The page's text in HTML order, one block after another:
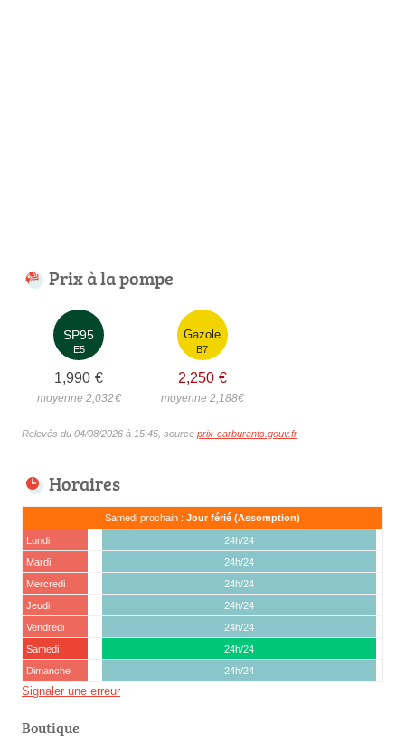
Prix à la pompe
SP95
E5
1,990 €
moyenne 2,032€
Gazole
B7
2,250 €
moyenne 2,188€
Relevés du 04/08/2026 à 15:45, source prix-carburants.gouv.fr
Horaires
Samedi prochain : Jour férié (Assomption)
Lundi
24h/24
Mardi
24h/24
Mercredi
24h/24
Jeudi
24h/24
Vendredi
24h/24
Samedi
24h/24
Dimanche
24h/24
Signaler une erreur
Boutique